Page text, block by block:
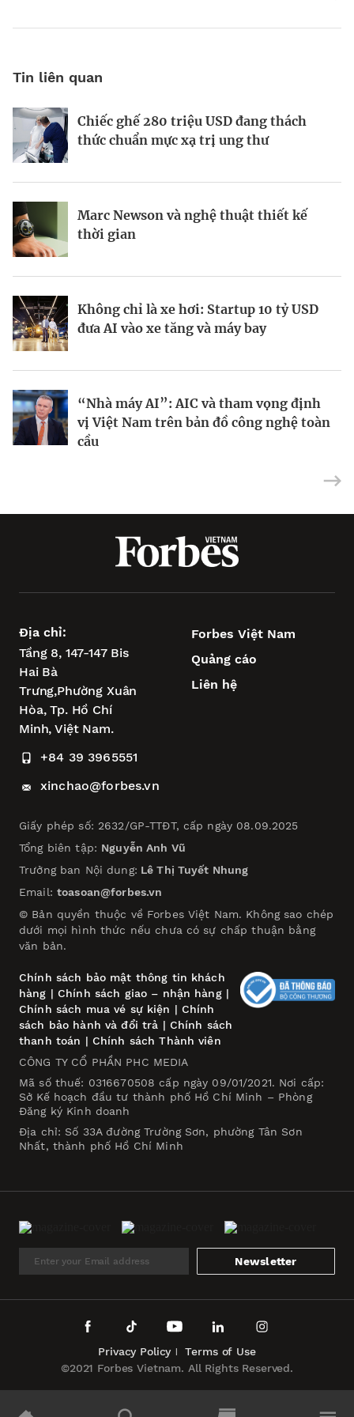
Tin liên quan
Chiếc ghế 280 triệu USD đang thách
thức chuẩn mực xạ trị ung thư
Marc Newson và nghệ thuật thiết kế
thời gian
Không chỉ là xe hơi: Startup 10 tỷ USD
đưa AI vào xe tăng và máy bay
“Nhà máy AI”: AIC và tham vọng định
vị Việt Nam trên bản đồ công nghệ toàn
cầu
Khi Harvard và Ivy League trở thành
mục tiêu cắt giảm ngân sách của
Startup Apex và kỷ nguyên sản xuất vệ
tinh hàng loạt
Kinh Bắc gia nhập lĩnh vực AI với dự án
tỷ đô
Dùng nợ xây đế chế AI: Chiến lược táo
bạo của CoreWeave
Vì sao AI đang hồi sinh ngành năng
lượng hạt nhân toàn cầu?
Từ startup tí hon tại Ba Lan đến đế chế
AI 6,6 tỷ USD
Doanh nhân Ukraine biến ứng dụng học
tập Headway thành hiện tượng toàn cầu
Tại sao IBM dồn toàn lực vào máy tính
lượng tử?
Địa chỉ:
Tầng 8, 147-147 Bis
Hai Bà
Trưng,Phường Xuân
Hòa,Tp. Hồ Chí
Minh, Việt Nam.
+84 39 3965551
xinchao@forbes.vn
Forbes Việt Nam
Quảng cáo
Liên hệ
Giấy phép số: 2632/GP-TTĐT, cấp ngày 08.09.2025
Tổng biên tập: Nguyễn Anh Vũ
Trưởng ban Nội dung: Lê Thị Tuyết Nhung
Email: toasoan@forbes.vn
© Bản quyền thuộc về Forbes Việt Nam. Không sao chép
dưới mọi hình thức nếu chưa có sự chấp thuận bằng
văn bản.
Chính sách bảo mật thông tin khách
hàng | Chính sách giao – nhận hàng|
Chính sách mua vé sự kiện | Chính
sách bảo hành và đổi trả | Chính sách
thanh toán | Chính sách Thành viên
CÔNG TY CỔ PHẦN PHC MEDIA
Mã số thuế: 0316670508 cấp ngày 09/01/2021. Nơi cấp:
Sở Kế hoạch đầu tư thành phố Hồ Chí Minh – Phòng
Đăng ký Kinh doanh
Địa chỉ: Số 33A đường Trường Sơn, phường Tân Sơn
Nhất, thành phố Hồ Chí Minh
Newsletter
©2021 Forbes Vietnam. All Rights Reserved.
Privacy Policy Terms of Use